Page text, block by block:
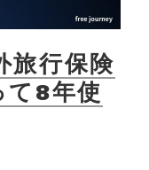
旅行保険
て8年使